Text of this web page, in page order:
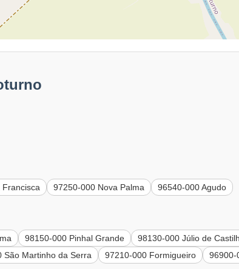
97250-000 Nova Palma 96540-000 Agudo
98150-000 Pinhal Grande
98130-000 Júlio de
São Martinho da Serra 97210-000 Formigueiro
96900-